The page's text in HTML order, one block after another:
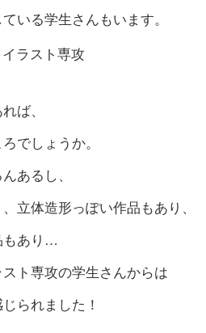
いる学生さんもいます。
ば、
でしょうか。
あるし、
立体造形っぽい作品もあり、
もあり…
ト専攻の学生さんからは
られました！